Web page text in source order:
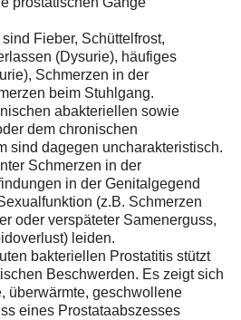
Fieber, Schüttelfrost,
(Dysurie), häufiges
Schmerzen in der
beim Stuhlgang.
abakteriellen sowie
dem chronischen
sind dagegen uncharakteristisch.
Schmerzen in der
in der Genitalgegend
(z.B. Schmerzen
oder verspäteter Samenerguss,
leiden.
bakteriellen Prostatitis stützt
Beschwerden. Es zeigt sich
überwärmte, geschwollene
eines Prostataabszesses